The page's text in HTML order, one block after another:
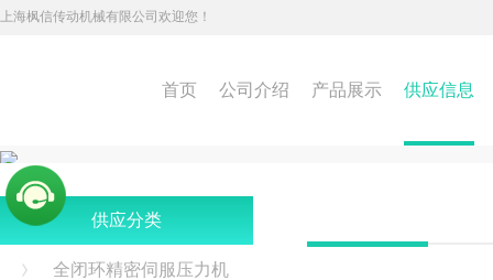
上海枫信传动机械有限公司欢迎您！
首页 公司介绍 产品展示 供应信息
供应分类
全闭环精密伺服压力机